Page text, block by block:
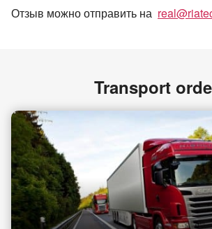
Отзыв можно отправить на
Transport